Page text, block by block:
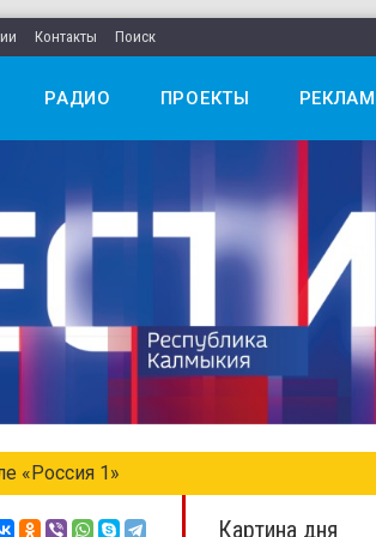
Контакты Поиск
РАДИО ПРОЕКТЫ
время. Воскресенье»
Картина дня